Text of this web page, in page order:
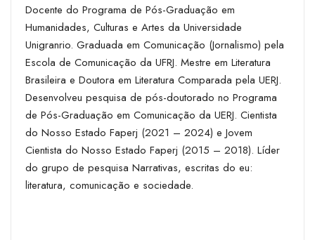
Docente do Programa de Pós-Graduação em
Humanidades, Culturas e Artes da Universidade
Unigranrio. Graduada em Comunicação (Jornalismo) pela
Escola de Comunicação da UFRJ. Mestre em Literatura
Brasileira e Doutora em Literatura Comparada pela UERJ.
Desenvolveu pesquisa de pós-doutorado no Programa
de Pós-Graduação em Comunicação da UERJ. Cientista
do Nosso Estado Faperj (2021 – 2024) e Jovem
Cientista do Nosso Estado Faperj (2015 – 2018). Líder
do grupo de pesquisa Narrativas, escritas do eu:
literatura, comunicação e sociedade.